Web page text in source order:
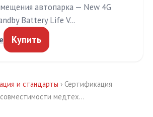
автопарка — New 4G
Battery Life V…
Купить
и стандарты › Сертификация
медтех…